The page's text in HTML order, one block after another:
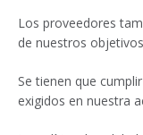
Los proveedores
de nuestros
Se tienen que
exigidos en nuestra